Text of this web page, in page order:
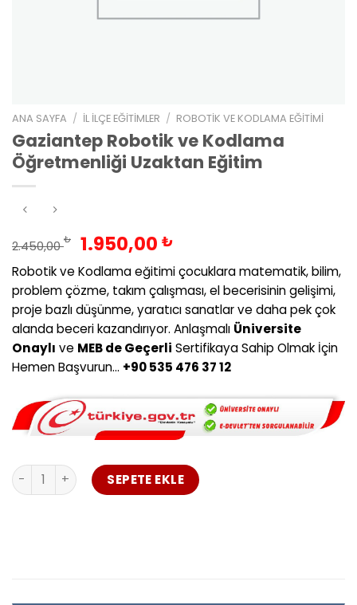
ANA SAYFA / İL İLÇE EĞITIMLER / ROBOTIK VE KODLAMA EĞITIMI
Gaziantep Robotik ve Kodlama
Öğretmenliği Uzaktan Eğitim
2.450,00₺ Orijinal
fiyat:
2.450,00 ₺.
1.950,00 ₺Şu
andaki
fiyat:
1.950,00 ₺.
Robotik ve Kodlama eğitimi çocuklara matematik, bilim,
problem çözme, takım çalışması, el becerisinin gelişimi,
proje bazlı düşünme, yaratıcı sanatlar ve daha pek çok
alanda beceri kazandırıyor. Anlaşmalı Üniversite
Onaylı ve MEB de Geçerli Sertifikaya Sahip Olmak İçin
Hemen Başvurun… +90 535 476 37 12
Gaziantep Robotik ve Kodlama Öğretmenliği Uzaktan
SEPETE EKLE